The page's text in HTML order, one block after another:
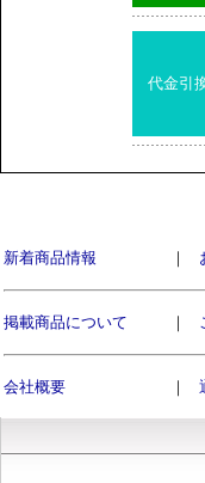
代金引
新着商品情報 ｜
掲載商品について ｜
会社概要 ｜